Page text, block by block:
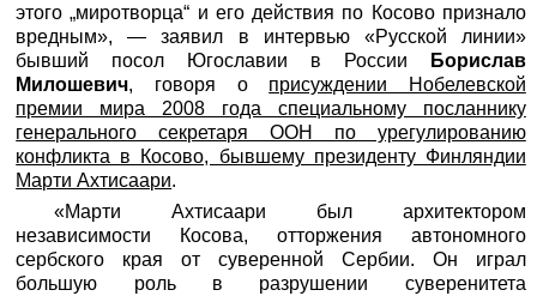
этого „миротворца“ и его действия по Косово признало
вредным», — заявил в интервью «Русской линии»
бывший посол Югославии в России
Борислав
Милошевич, говоря о присуждении Нобелевской
премии мира 2008 года специальному посланнику
генерального секретаря ООН по урегулированию
конфликта в Косово, бывшему президенту Финляндии
Марти Ахтисаари.
«Марти Ахтисаари был архитектором
независимости Косова, отторжения автономного
сербского края от суверенной Сербии. Он играл
большую роль в разрушении суверенитета